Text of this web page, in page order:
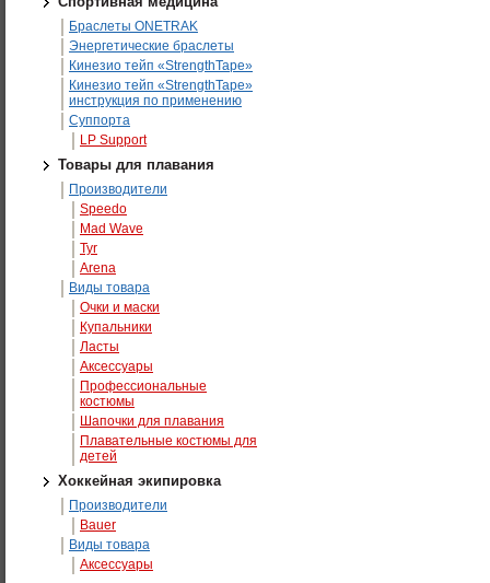
Браслеты ONETRAK
Энергетические браслеты
Кинезио тейп «StrengthTape»
Кинезио тейп «StrengthTape»
инструкция по применению
Суппорта
LP Support
Товары для плавания
Производители
Speedo
Mad Wave
Tyr
Arena
Виды товара
Очки и маски
Купальники
Ласты
Аксессуары
Профессиональные
костюмы
Шапочки для плавания
Плавательные костюмы для
детей
Хоккейная экипировка
Производители
Bauer
Виды товара
Аксессуары